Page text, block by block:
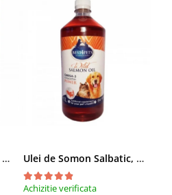
Asternut igienic pentru pisici Tofu Lavanda, Mon Petit 5 l Ulei de Somon Salbatic, câini și pisici, piele si blană, BEST4PETS, 1l
Achizitie verificata